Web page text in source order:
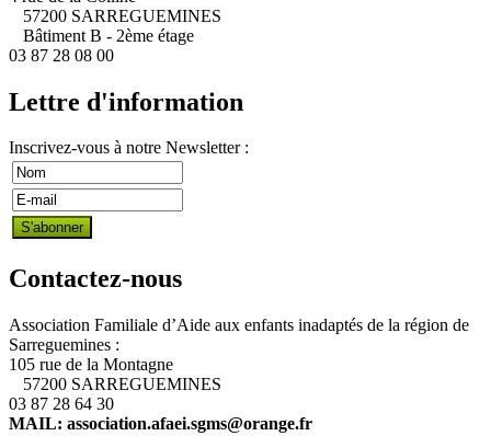
57200 SARREGUEMINES
Bâtiment B - 2ème étage
03 87 28 08 00
Lettre d'information
Inscrivez-vous à notre Newsletter :
Contactez-nous
Association Familiale d’Aide aux enfants inadaptés de la région de
Sarreguemines :
105 rue de la Montagne
57200 SARREGUEMINES
03 87 28 64 30
MAIL: association.afaei.sgms@orange.fr